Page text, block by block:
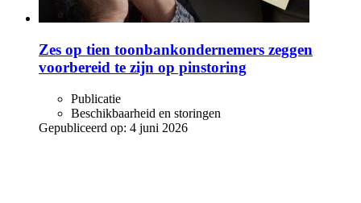
Zes op tien toonbankondernemers zeggen
voorbereid te zijn op pinstoring
Publicatie
Beschikbaarheid en storingen
Gepubliceerd op: 4 juni 2026